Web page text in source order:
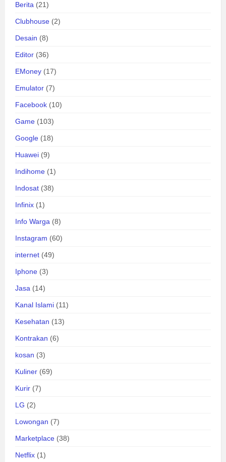
Berita (21)
Clubhouse (2)
Desain (8)
Editor (36)
EMoney (17)
Emulator (7)
Facebook (10)
Game (103)
Google (18)
Huawei (9)
Indihome (1)
Indosat (38)
Infinix (1)
Info Warga (8)
Instagram (60)
internet (49)
Iphone (3)
Jasa (14)
Kanal Islami (11)
Kesehatan (13)
Kontrakan (6)
kosan (3)
Kuliner (69)
Kurir (7)
LG (2)
Lowongan (7)
Marketplace (38)
Netflix (1)